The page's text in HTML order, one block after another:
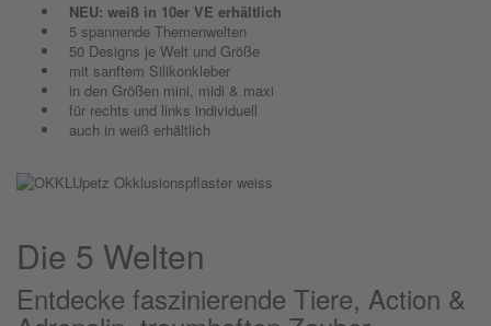
NEU: weiß in 10er VE erhältlich
5 spannende Themenwelten
50 Designs je Welt und Größe
mit sanftem Silikonkleber
in den Größen mini, midi & maxi
für rechts und links individuell
auch in weiß erhältlich
Die 5 Welten
Entdecke faszinierende Tiere, Action &